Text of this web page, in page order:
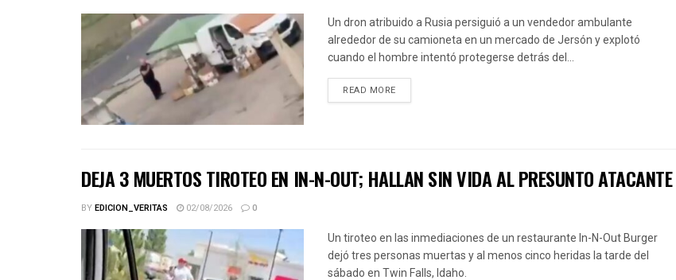
Un dron atribuido a Rusia persiguió a un vendedor ambulante
alrededor de su camioneta en un mercado de Jersón y explotó
cuando el hombre intentó protegerse detrás del...
READ MORE
DEJA 3 MUERTOS TIROTEO EN IN-N-OUT; HALLAN SIN VIDA AL PRESUNTO ATACANTE
BYEDICION_VERITAS 02/08/2026 0
Un tiroteo en las inmediaciones de un restaurante In-N-Out Burger
dejó tres personas muertas y al menos cinco heridas la tarde del
sábado en Twin Falls, Idaho.